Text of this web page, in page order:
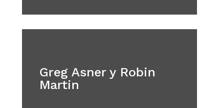
Greg Asner y Robin
Martin